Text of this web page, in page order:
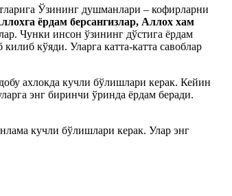
Ўзининг душманлари – кофирларни
ёрдам берсангизлар, Аллох хам
Чунки инсон ўзининг дўстига ёрдам
кўяди. Уларга катта-катта савоблар
ахлокда кучли бўлишлари керак. Кейин
энг биринчи ўринда ёрдам беради.
кучли бўлишлари керак. Улар энг